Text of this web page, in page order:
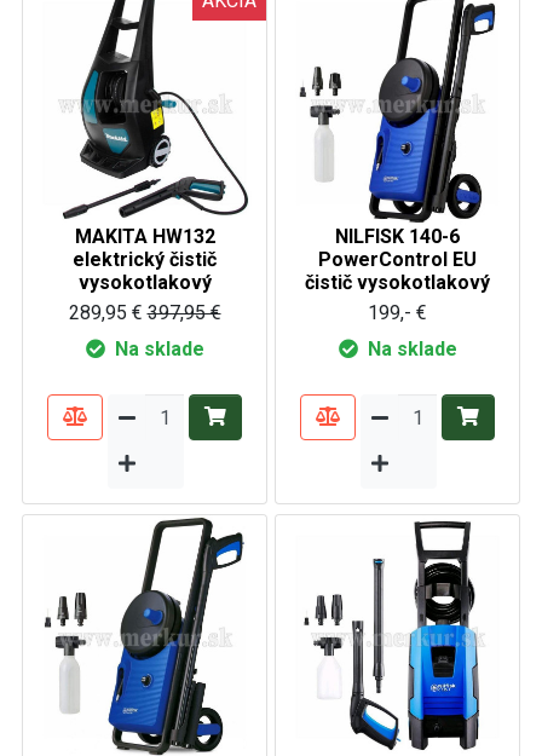
MAKITA HW132
elektrický čistič
vysokotlakový
289,95 € 397,95 €
Na sklade
NILFISK 140-6
PowerControl EU
čistič vysokotlakový
199,- €
Na sklade